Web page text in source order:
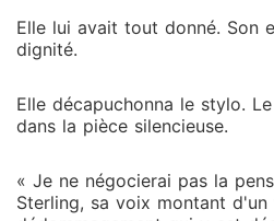
Elle lui avait tout donné. Son
dignité.
Elle décapuchonna le stylo.
dans la pièce silencieuse.
« Je ne négocierai pas la
Sterling, sa voix montant